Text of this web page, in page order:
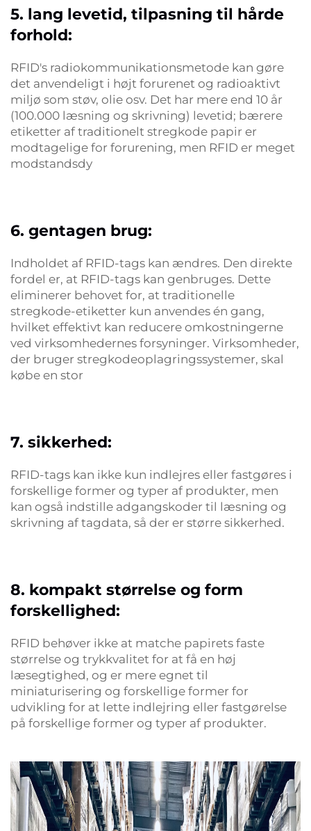
5. lang levetid, tilpasning til hårde
forhold:
RFID's radiokommunikationsmetode kan gøre
det anvendeligt i højt forurenet og radioaktivt
miljø som støv, olie osv. Det har mere end 10 år
(100.000 læsning og skrivning) levetid; bærere
etiketter af traditionelt stregkode papir er
modtagelige for forurening, men RFID er meget
modstandsdy
6. gentagen brug:
Indholdet af RFID-tags kan ændres. Den direkte
fordel er, at RFID-tags kan genbruges. Dette
eliminerer behovet for, at traditionelle
stregkode-etiketter kun anvendes én gang,
hvilket effektivt kan reducere omkostningerne
ved virksomhedernes forsyninger. Virksomheder,
der bruger stregkodeoplagringssystemer, skal
købe en stor
7. sikkerhed:
RFID-tags kan ikke kun indlejres eller fastgøres i
forskellige former og typer af produkter, men
kan også indstille adgangskoder til læsning og
skrivning af tagdata, så der er større sikkerhed.
8. kompakt størrelse og form
forskellighed:
RFID behøver ikke at matche papirets faste
størrelse og trykkvalitet for at få en høj
læsegtighed, og er mere egnet til
miniaturisering og forskellige former for
udvikling for at lette indlejring eller fastgørelse
på forskellige former og typer af produkter.